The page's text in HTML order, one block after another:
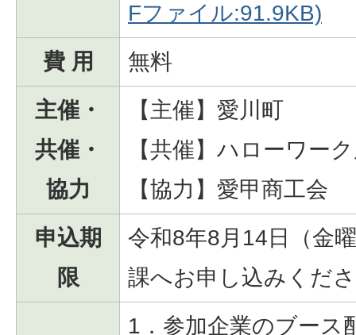
Fファイル:91.9KB)
費 用
無料
主催・
共催・
協力
【主催】愛川町
【共催】ハローワー
【協力】愛甲商工会
申込期
限
令和8年8月14日（金
課へお申し込みくだ
1．参加企業のブース